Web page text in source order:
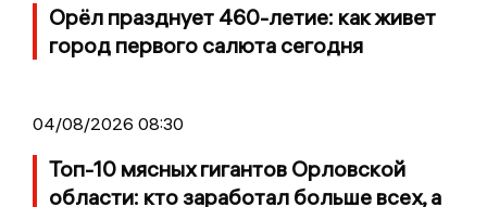
Орёл празднует 460-летие: как живет
город первого салюта сегодня
04/08/2026 08:30
Топ-10 мясных гигантов Орловской
области: кто заработал больше всех, а